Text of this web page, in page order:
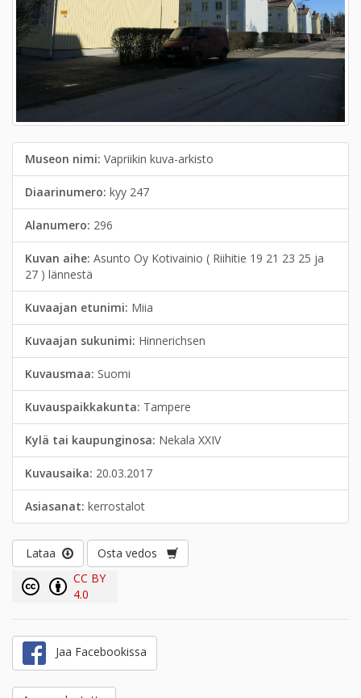
Museon nimi: Vapriikin kuva-arkisto
Diaarinumero: kyy 247
Alanumero: 296
Kuvan aihe: Asunto Oy Kotivainio ( Riihitie 19 21 23 25 ja
27 ) lännestä
Kuvaajan etunimi: Miia
Kuvaajan sukunimi: Hinnerichsen
Kuvausmaa: Suomi
Kuvauspaikkakunta: Tampere
Kylä tai kaupunginosa: Nekala XXIV
Kuvausaika: 20.03.2017
Asiasanat: kerrostalot
Lataa
Osta vedos
CC BY
4.0
Jaa Facebookissa